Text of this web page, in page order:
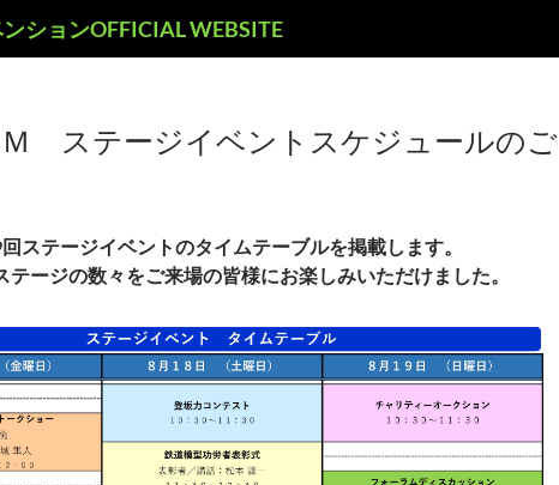
ションOFFICIAL WEBSITE
ステージイベントスケジュールのご
ステージイベントのタイムテーブルを掲載します。
テージの数々をご来場の皆様にお楽しみいただけました。